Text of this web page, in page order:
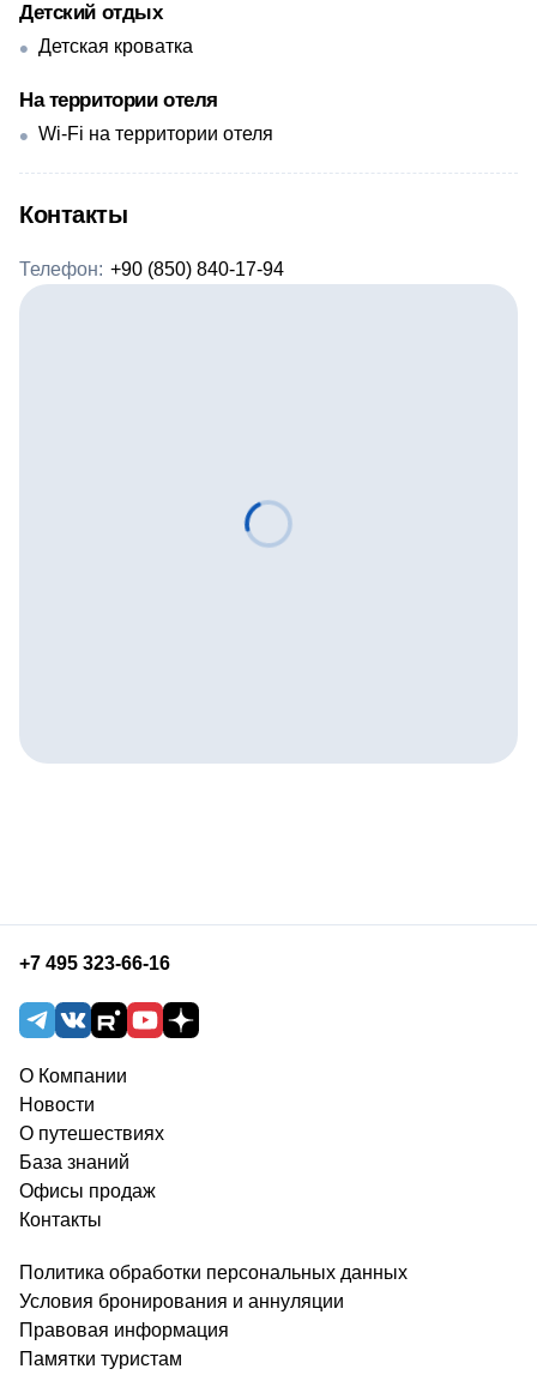
Детский отдых
Детская кроватка
На территории отеля
Wi-Fi на территории отеля
Контакты
Телефон: +90 (850) 840-17-94
+7 495 323-66-16
О Компании
Новости
О путешествиях
База знаний
Офисы продаж
Контакты
Политика обработки персональных данных
Условия бронирования и аннуляции
Правовая информация
Памятки туристам